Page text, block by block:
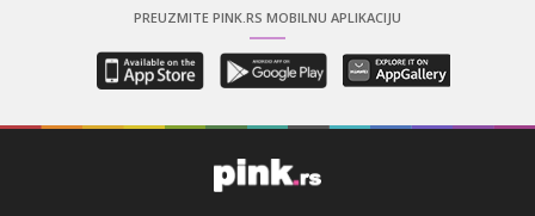
PREUZMITE PINK.RS MOBILNU APLIKACIJU